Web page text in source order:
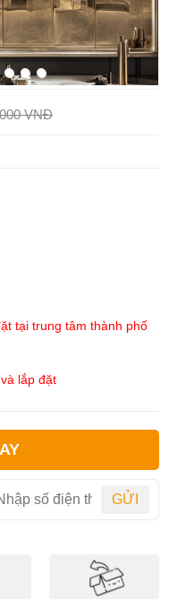
VNĐ
tại trung tâm thành phố
lắp đặt
GỬI